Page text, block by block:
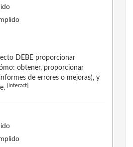
DEBE proporcionar
obtener, proporcionar
de errores o mejoras), y
[interact]